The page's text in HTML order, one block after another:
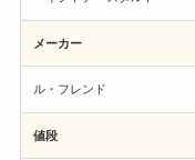
メーカー
ル・フレンド
値段